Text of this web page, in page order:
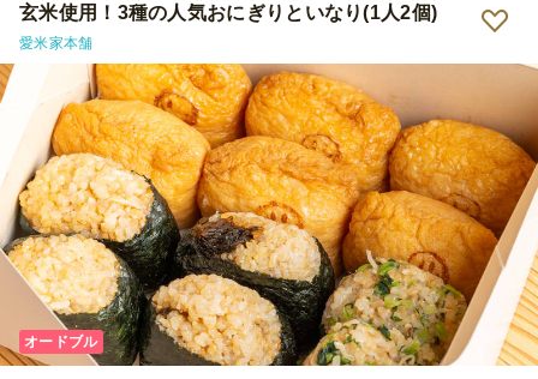
玄米使用！3種の人気おにぎりといなり(1人2個)
愛米家本舗
オードブル